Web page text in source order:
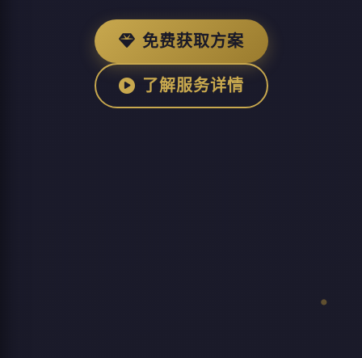
免费获取方案
了解服务详情